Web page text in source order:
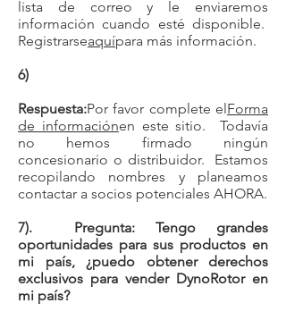
lista de correo y le enviaremos
información cuando esté disponible.
Registrarseaquípara más información.
6)
Respuesta:Por favor complete elForma
de informaciónen este sitio. Todavía
no hemos firmado ningún
concesionario o distribuidor. Estamos
recopilando nombres y planeamos
contactar a socios potenciales AHORA.
7). Pregunta: Tengo grandes
oportunidades para sus productos en
mi país, ¿puedo obtener derechos
exclusivos para vender DynoRotor en
mi país?